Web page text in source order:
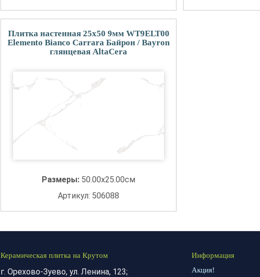
Плитка настенная 25x50 9мм WT9ELT00
Elemento Bianco Carrara Байрон / Bayron
глянцевая AltaCera
Размеры: 50.00x25.00см
Артикул: 506088
Керамическая плитка на Крутом
г. Орехово-Зуево, ул. Ленина, 123;
Информация
Акция!